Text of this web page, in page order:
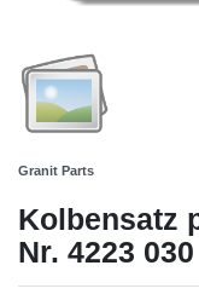
Granit Parts
Kolbensatz
Nr. 4223